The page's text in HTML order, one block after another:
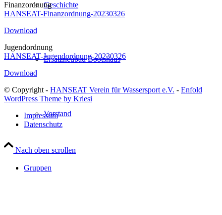
Geschichte
Ersatzneubau Bootshaus
Vorstand
Gruppen
Finanzordnung
HANSEAT-Finanzordnung-20230326
Download
Jugendordnung
HANSEAT-Jugendordnung-20230326
Download
© Copyright - HANSEAT Verein für Wassersport e.V. - Enfold
WordPress Theme by Kriesi
Impressum
Datenschutz
Nach oben scrollen